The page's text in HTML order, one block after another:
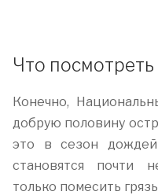
Что
Конечно,
добрую половину
это в сезон дождей
становятся почти
только помесить